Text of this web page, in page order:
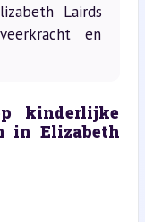
Lairds
en
kinderlijke
in Elizabeth